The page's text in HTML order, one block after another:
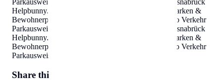
Helpbunny.com
Parken &
Bewohnerparken in Osnabrück
Auto Verkehr
Parkausweis Zonen
Parken & Bewohnerparken in Osnabrück
Helpbunny.com
Parken &
Bewohnerparken in Osnabrück
Auto Verkehr
Parkausweis Zonen
Share this page